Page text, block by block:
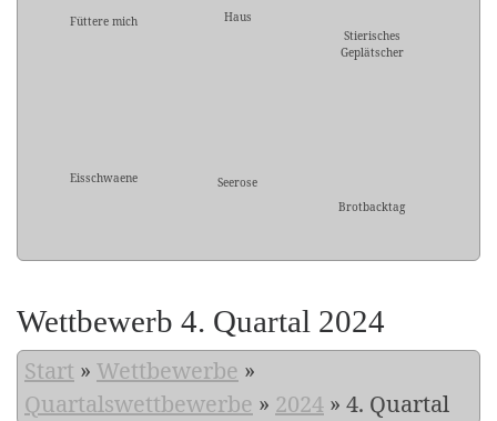
Füttere mich
Haus
Stierisches
Geplätscher
Eisschwaene
Seerose
Brotbacktag
Wettbewerb 4. Quartal 2024
Start » Wettbewerbe »
Quartalswettbewerbe » 2024 » 4. Quartal